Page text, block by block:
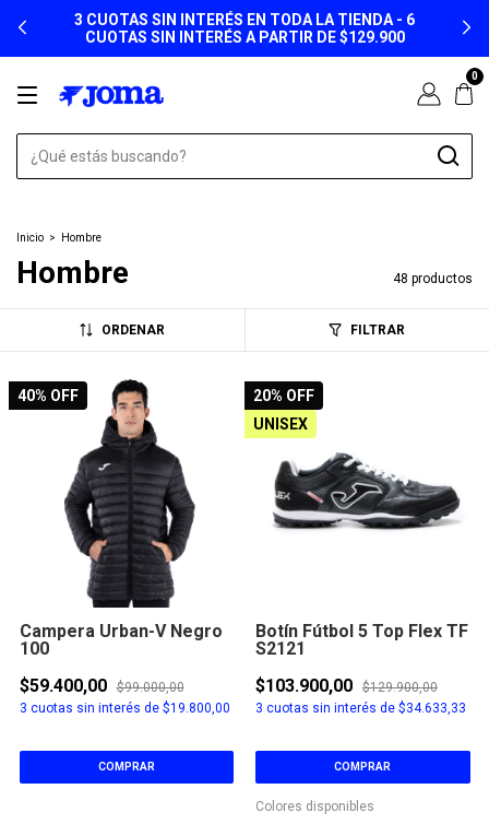
3 CUOTAS SIN INTERÉS EN TODA LA TIENDA - 6
CUOTAS SIN INTERÉS A PARTIR DE $129.900
0
Inicio > Hombre
Hombre 48 productos
ORDENAR FILTRAR
40% OFF
Campera Urban-V Negro
100
$59.400,00
$99.000,00
3 cuotas sin interés de $19.800,00
COMPRAR
20% OFF
UNISEX
Botín Fútbol 5 Top Flex TF
S2121
$103.900,00
$129.900,00
3 cuotas sin interés de $34.633,33
COMPRAR
Colores disponibles